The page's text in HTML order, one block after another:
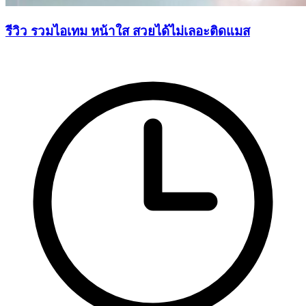
รีวิว รวมไอเทม หน้าใส สวยได้ไม่เลอะติดแมส